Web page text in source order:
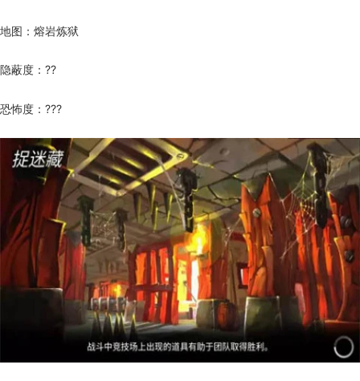
地图：熔岩炼狱
隐蔽度：??
恐怖度：???